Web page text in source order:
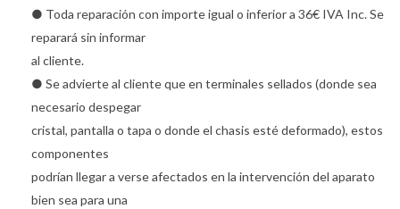
● Toda reparación con importe igual o inferior a 36€ IVA Inc. Se
reparará sin informar
al cliente.
● Se advierte al cliente que en terminales sellados (donde sea
necesario despegar
cristal, pantalla o tapa o donde el chasis esté deformado), estos
componentes
podrían llegar a verse afectados en la intervención del aparato
bien sea para una